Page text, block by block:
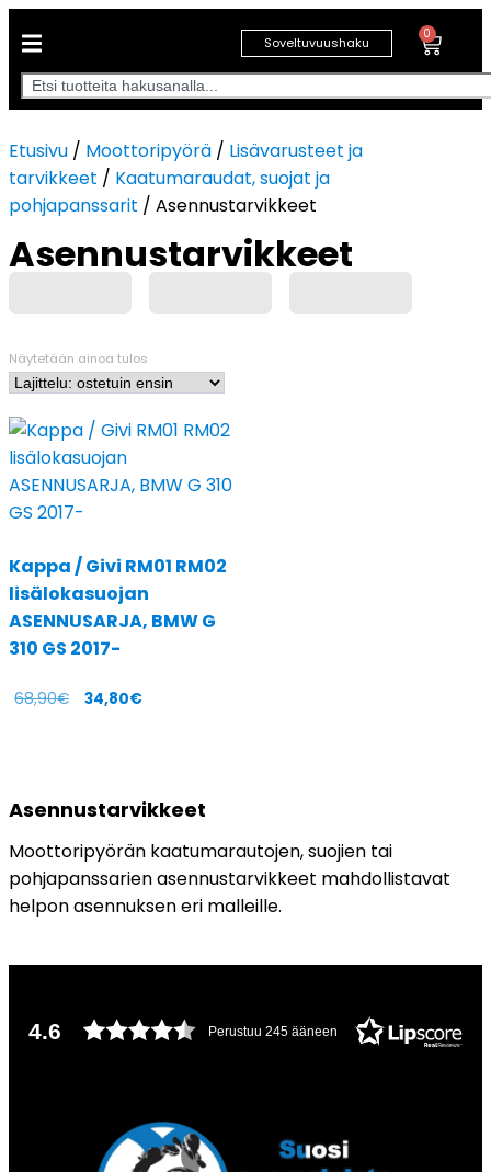
Soveltuvuushaku
0
Etusivu / Moottoripyörä / Lisävarusteet ja
tarvikkeet / Kaatumaraudat, suojat ja
pohjapanssarit / Asennustarvikkeet
Asennustarvikkeet
Näytetään ainoa tulos
Kappa / Givi RM01 RM02
lisälokasuojan
ASENNUSARJA, BMW G
310 GS 2017-
68,90€ 34,80€
Asennustarvikkeet
Moottoripyörän kaatumarautojen, suojien tai
pohjapanssarien asennustarvikkeet mahdollistavat
helpon asennuksen eri malleille.
4.6 Perustuu 245 ääneen